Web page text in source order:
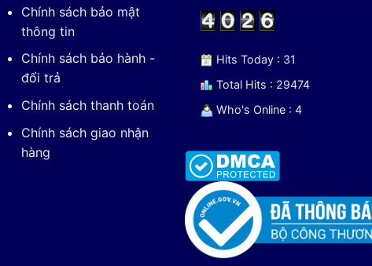
Chính sách bảo mật
thông tin
Chính sách bảo hành -
đổi trả
Chính sách thanh toán
Chính sách giao nhận
hàng
Hits Today : 31
Total Hits : 29474
Who's Online : 4